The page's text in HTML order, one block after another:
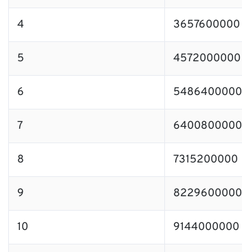
4 3657600000
5 4572000000
6 5486400000
7 6400800000
8 7315200000
9 8229600000
10 9144000000